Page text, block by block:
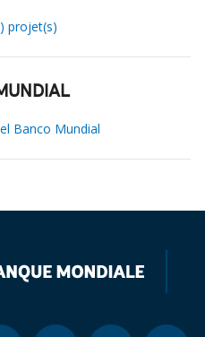
projet(s)
Banco Mundial